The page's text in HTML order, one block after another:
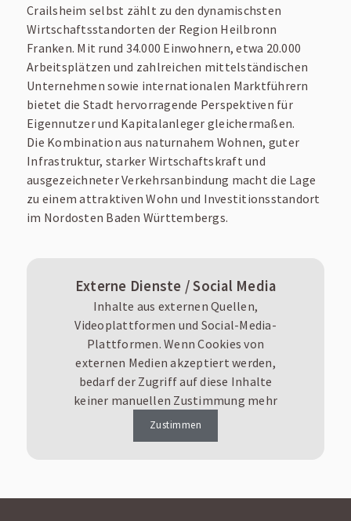
Crailsheim selbst zählt zu den dynamischsten
Wirtschaftsstandorten der Region Heilbronn
Franken. Mit rund 34.000 Einwohnern, etwa 20.000
Arbeitsplätzen und zahlreichen mittelständischen
Unternehmen sowie internationalen Marktführern
bietet die Stadt hervorragende Perspektiven für
Eigennutzer und Kapitalanleger gleichermaßen.
Die Kombination aus naturnahem Wohnen, guter
Infrastruktur, starker Wirtschaftskraft und
ausgezeichneter Verkehrsanbindung macht die Lage
zu einem attraktiven Wohn und Investitionsstandort
im Nordosten Baden Württembergs.
Externe Dienste / Social Media
Inhalte aus externen Quellen,
Videoplattformen und Social-Media-
Plattformen. Wenn Cookies von
externen Medien akzeptiert werden,
bedarf der Zugriff auf diese Inhalte
keiner manuellen Zustimmung mehr
Zustimmen